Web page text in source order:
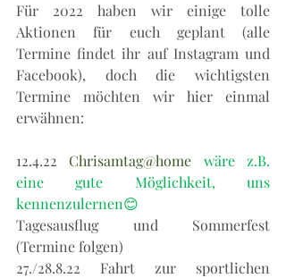
Für 2022 haben wir einige tolle
Aktionen für euch geplant (alle
Termine findet ihr auf Instagram und
Facebook), doch die wichtigsten
Termine möchten wir hier einmal
erwähnen:
12.4.22 Chrisamtag@home wäre z.B.
eine gute Möglichkeit, uns
kennenzulernen😊
Tagesausflug und Sommerfest
(Termine folgen)
27./28.8.22 Fahrt zur sportlichen